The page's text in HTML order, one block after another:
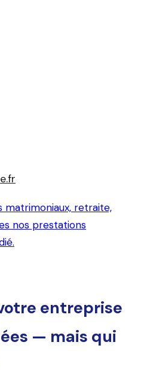
matrimoniaux, retraite,
nos prestations
entreprise
— mais qui